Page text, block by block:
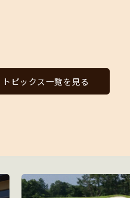
トピックス一覧を見る